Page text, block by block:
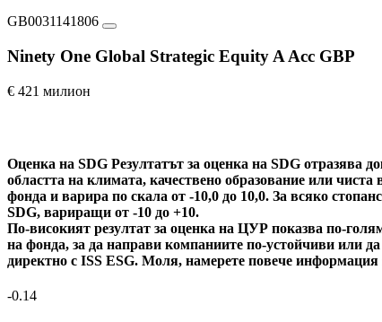
GB0031141806
Ninety One Global Strategic Equity A Acc GBP
€ 421 милион
Оценка на SDG Резултатът за оценка на SDG отразява
областта на климата, качествено образование или
фонда и варира по скала от -10,0 до 10,0. За всяко
SDG, вариращи от -10 до +10.
По-високият резултат за оценка на ЦУР показва по-
на фонда, за да направи компаниите по-устойчиви или
директно с ISS ESG. Моля, намерете повече
-0.14